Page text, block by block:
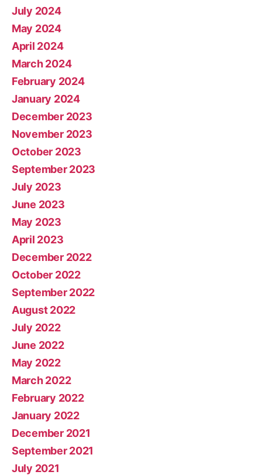
July 2024
May 2024
April 2024
March 2024
February 2024
January 2024
December 2023
November 2023
October 2023
September 2023
July 2023
June 2023
May 2023
April 2023
December 2022
October 2022
September 2022
August 2022
July 2022
June 2022
May 2022
March 2022
February 2022
January 2022
December 2021
September 2021
July 2021